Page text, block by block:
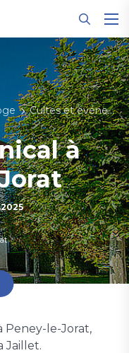
Cultes et événements
à
Peney-le-Jorat,
Jaillet.